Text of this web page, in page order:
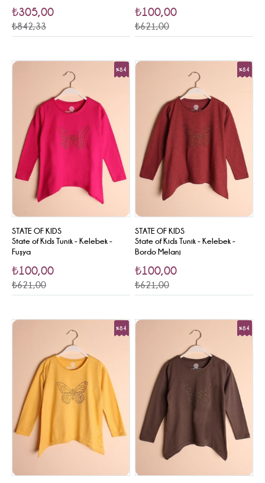
₺305,00
₺842,33
₺100,00
₺621,00
STATE OF KIDS
State of Kids Tunik - Kelebek -
Fuşya
₺100,00
₺621,00
%84
STATE OF KIDS
State of Kids Tunik - Kelebek -
Bordo Melanj
₺100,00
₺621,00
%84
%84 %84